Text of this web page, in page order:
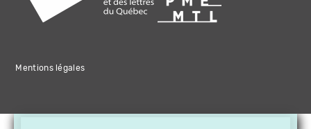
Mentions légales